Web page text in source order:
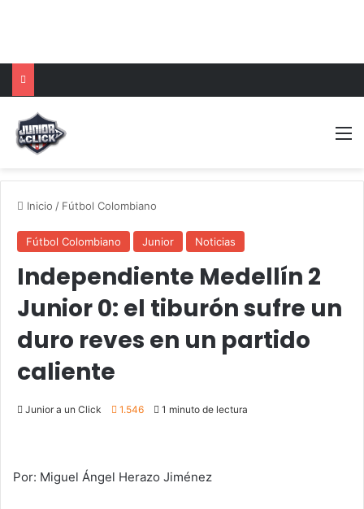
Inicio / Fútbol Colombiano
Fútbol Colombiano Junior Noticias
Independiente Medellín 2
Junior 0: el tiburón sufre un
duro reves en un partido
caliente
Junior a un Click 1.546 1 minuto de lectura
Por: Miguel Ángel Herazo Jiménez